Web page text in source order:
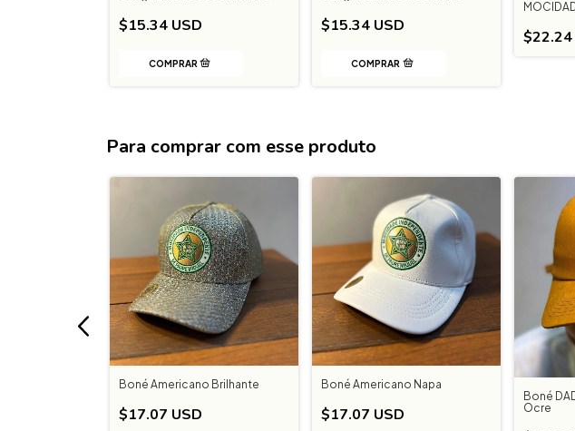
$15.34 USD $15.34 USD
$22.24
Para comprar com esse produto
Boné Americano Brilhante
$17.07 USD
Boné Americano Napa
$17.07 USD
Boné
Ocre